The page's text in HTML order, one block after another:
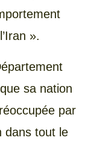
».
sa nation
par
dans tout le